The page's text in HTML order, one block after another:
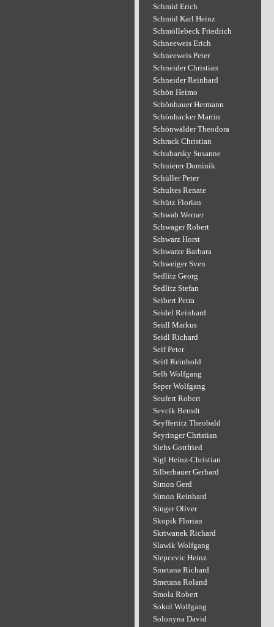
Schmid Erich
Schmid Karl Heinz
Schmöllebeck Friedrich
Schneeweis Erich
Schneeweis Peter
Schneider Christian
Schneider Reinhard
Schön Heimo
Schönbauer Hermann
Schönhacker Martin
Schönwälder Theodora
Schrack Christian
Schubarsky Susanne
Schuierer Dominik
Schüller Peter
Schultes Renate
Schütz Florian
Schwab Werner
Schwager Robert
Schwarz Horst
Schwarze Barbara
Schweiger Sven
Sedlitz Georg
Sedlitz Stefan
Seibert Petra
Seidel Reinhard
Seidl Markus
Seidl Richard
Seif Peter
Seitl Reinhold
Selb Wolfgang
Seper Wolfgang
Seufert Robert
Sevcik Berndt
Seyffertitz Theobald
Seyringer Christian
Siehs Gottfried
Sigl Heinz-Christian
Silberbauer Gerhard
Simon Gerd
Simon Reinhard
Singer Oliver
Skopik Florian
Skriwanek Richard
Slawik Wolfgang
Slepcevic Heinz
Smetana Richard
Smetana Roland
Smola Robert
Sokol Wolfgang
Solonyna David